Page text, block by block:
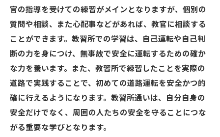
官の指導を受けての練習がメインとなりますが、個別の
質問や相談、また心配事などがあれば、教官に相談する
ことができます。教習所での学習は、自己運転や自己判
断の力を身につけ、無事故で安全に運転するための確か
な力を養います。また、教習所で練習したことを実際の
道路で実践することで、初めての道路運転を安全かつ的
確に行えるようになります。教習所通いは、自分自身の
安全だけでなく、周囲の人たちの安全を守ることにつな
がる重要な学びとなります。